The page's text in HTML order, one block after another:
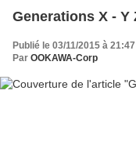
Generations X -
Publié le 03/11/2015 à 21:47
Par OOKAWA-Corp